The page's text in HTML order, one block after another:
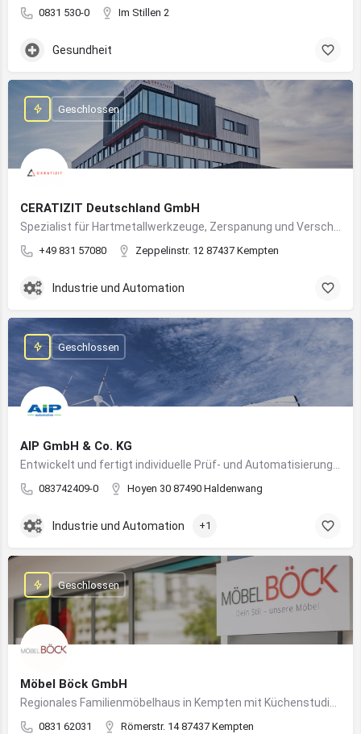
0831 530-0 Im Stillen 2
Gesundheit
CERATIZIT Deutschland GmbH
+49 831 57080 Zeppelinstr. 12 87437 Kempten
Geschlossen
Industrie und Automation
AIP GmbH & Co. KG
083742409-0 Hoyen 30 87490 Haldenwang
Geschlossen
Industrie und Automation +1
Möbel Böck GmbH
0831 62031 Römerstr. 14 87437 Kempten
Geschlossen